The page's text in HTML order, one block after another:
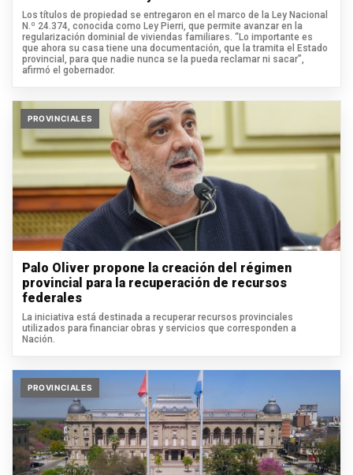
Los títulos de propiedad se entregaron en el marco de la Ley Nacional
N.º 24.374, conocida como Ley Pierri, que permite avanzar en la
regularización dominial de viviendas familiares. “Lo importante es
que ahora su casa tiene una documentación, que la tramita el Estado
provincial, para que nadie nunca se la pueda reclamar ni sacar”,
afirmó el gobernador.
PROVINCIALES
Palo Oliver propone la creación del régimen
provincial para la recuperación de recursos
federales
La iniciativa está destinada a recuperar recursos provinciales
utilizados para financiar obras y servicios que corresponden a
Nación.
PROVINCIALES